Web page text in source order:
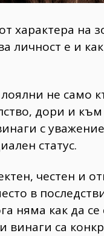
характера на
личност е и
не само
дори и
с
статус.
честен и
в
няма как да
винаги са